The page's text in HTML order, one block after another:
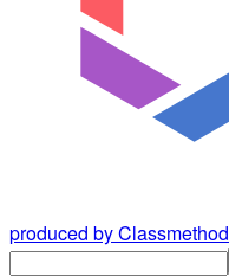
produced by Classmethod